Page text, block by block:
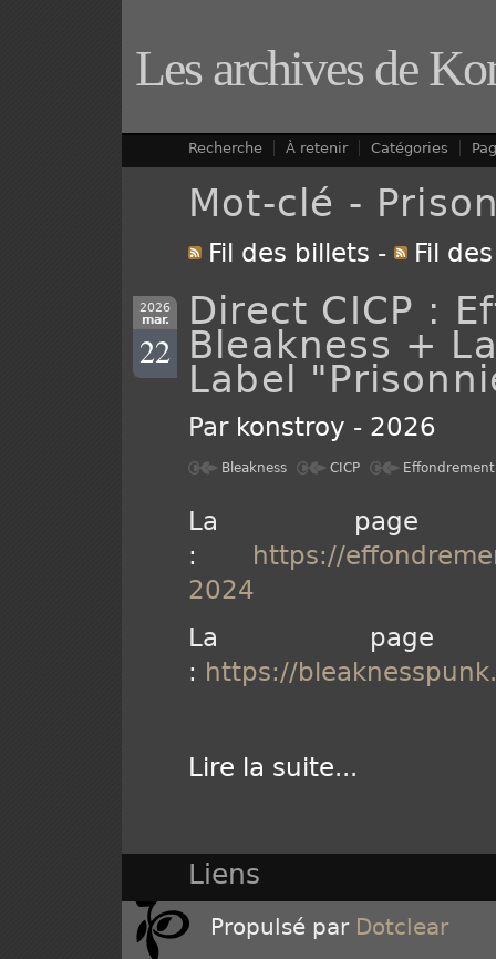
Les archives de
Recherche À retenir Catégories
Mot-clé -
Fil des billets - Fil
2026
mar.
22
Direct CICP :
Bleakness +
Label
Par konstroy - 2026
Bleakness CICP Effondrement
La page
: https://
2024
La page
: https://
Lire la suite...
Liens
Propulsé par Dotclear